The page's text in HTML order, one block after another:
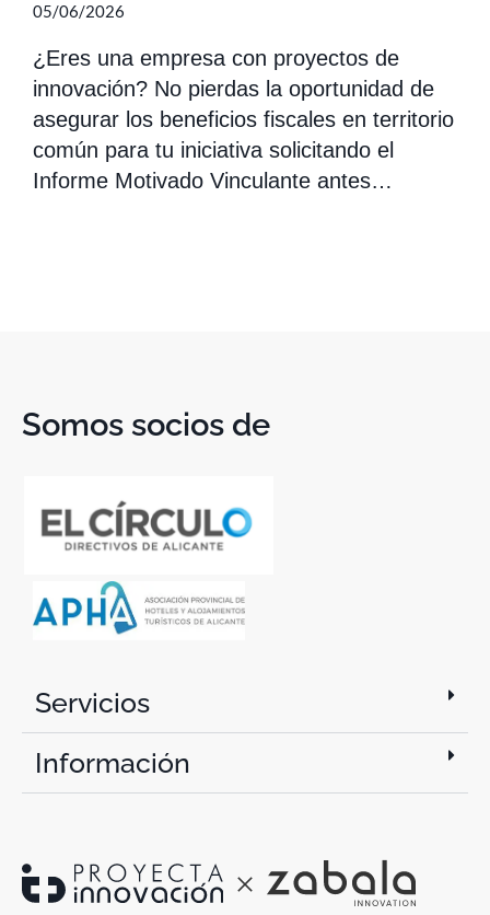
05/06/2026
¿Eres una empresa con proyectos de
innovación? No pierdas la oportunidad de
asegurar los beneficios fiscales en territorio
común para tu iniciativa solicitando el
Informe Motivado Vinculante antes…
Somos socios de
Servicios
Información